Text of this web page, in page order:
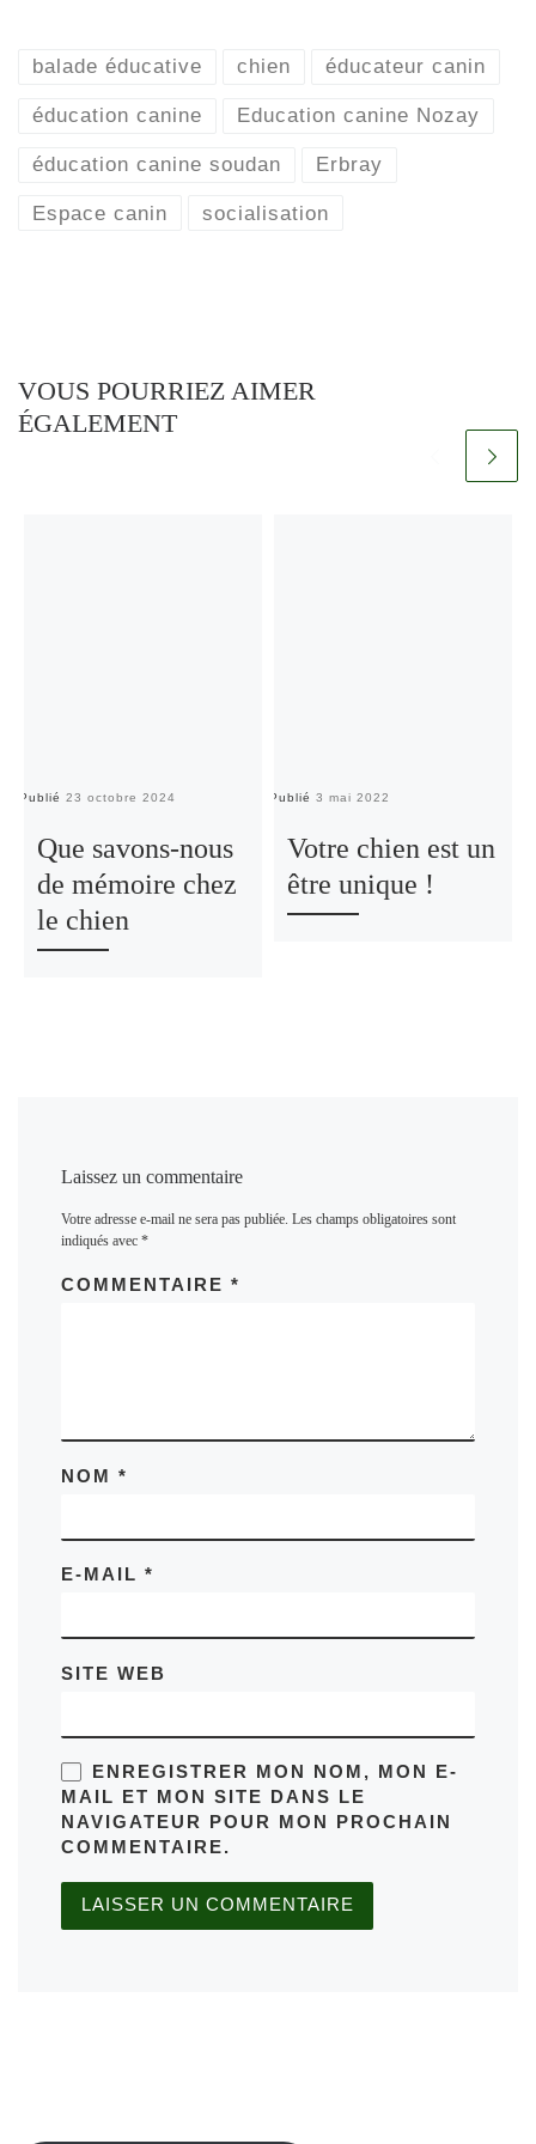
balade éducative chien éducateur canin
éducation canine Education canine Nozay
éducation canine soudan Erbray
Espace canin socialisation
VOUS POURRIEZ AIMER
ÉGALEMENT
Publié23 octobre 2024
Que savons-nous
de mémoire chez
le chien
Publié3 mai 2022
Votre chien est un
être unique !
Laissez un commentaire
Votre adresse e-mail ne sera pas publiée. Les champs obligatoires sont
indiqués avec*
COMMENTAIRE*
NOM*
E-MAIL*
SITE WEB
ENREGISTRER MON NOM, MON E-
MAIL ET MON SITE DANS LE
NAVIGATEUR POUR MON PROCHAIN
COMMENTAIRE.